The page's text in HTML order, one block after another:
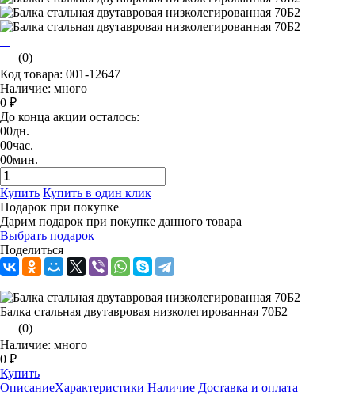
(0)
Код товара: 001-12647
Наличие: много
0 ₽
До конца акции осталось:
00дн.
00час.
00мин.
Купить Купить в один клик
Подарок при покупке
Дарим подарок при покупке данного товара
Выбрать подарок
Поделиться
Балка стальная двутавровая низколегированная 70Б2
(0)
Наличие: много
0 ₽
Купить
ОписаниеХарактеристики Наличие Доставка и оплата